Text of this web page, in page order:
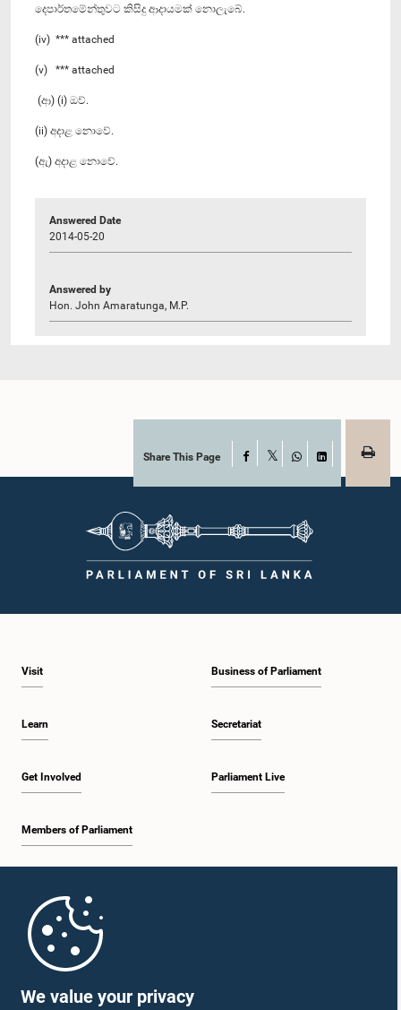
We value your privacy
දෙපාර්තමේන්තුවට කිසිදු ආදායමක් නොලැබේ.
(iv) *** attached
(v) *** attached
(ආ) (i) ඔව්.
(ii) අදාළ නොවේ.
(ඇ) අදාළ නොවේ.
Answered Date
2014-05-20
Answered by
Hon. John Amaratunga, M.P.
Share This Page Facebook
WhatsAppLinkedIn
Visit
Learn
Get Involved
Members of Parliament
Business of Parliament
Secretariat
Parliament Live
Parliament Mobile App